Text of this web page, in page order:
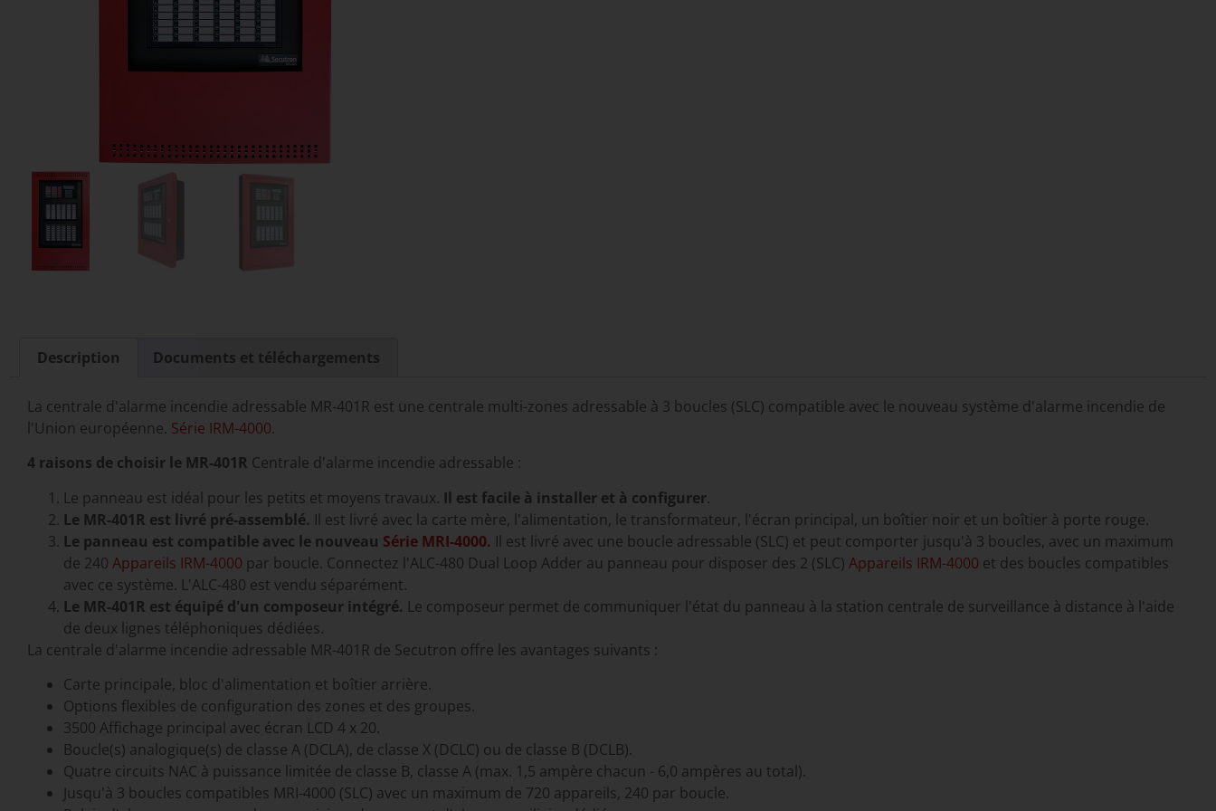
Description Documents et téléchargements
La centrale d'alarme incendie adressable MR-401R est une centrale multi-zones adressable à 3 boucles (SLC) compatible avec le nouveau système d'alarme incendie de
l'Union européenne. Série IRM-4000.
4 raisons de choisir le MR-401R Centrale d'alarme incendie adressable :
Le panneau est idéal pour les petits et moyens travaux. Il est facile à installer et à configurer.
Le MR-401R est livré pré-assemblé. Il est livré avec la carte mère, l'alimentation, le transformateur, l'écran principal, un boîtier noir et un boîtier à porte rouge.
Le panneau est compatible avec le nouveau Série MRI-4000. Il est livré avec une boucle adressable (SLC) et peut comporter jusqu'à 3 boucles, avec un maximum
de 240 Appareils IRM-4000 par boucle. Connectez l'ALC-480 Dual Loop Adder au panneau pour disposer des 2 (SLC) Appareils IRM-4000 et des boucles compatibles
avec ce système. L'ALC-480 est vendu séparément.
Le MR-401R est équipé d'un composeur intégré. Le composeur permet de communiquer l'état du panneau à la station centrale de surveillance à distance à l'aide
de deux lignes téléphoniques dédiées.
La centrale d'alarme incendie adressable MR-401R de Secutron offre les avantages suivants :
Carte principale, bloc d'alimentation et boîtier arrière.
Options flexibles de configuration des zones et des groupes.
3500 Affichage principal avec écran LCD 4 x 20.
Boucle(s) analogique(s) de classe A (DCLA), de classe X (DCLC) ou de classe B (DCLB).
Quatre circuits NAC à puissance limitée de classe B, classe A (max. 1,5 ampère chacun - 6,0 ampères au total).
Jusqu'à 3 boucles compatibles MRI-4000 (SLC) avec un maximum de 720 appareils, 240 par boucle.